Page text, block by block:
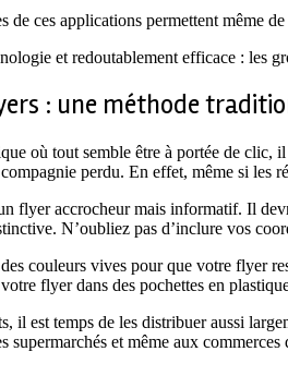
de ces applications permettent même
et redoutablement efficace : les
: une méthode
où tout semble être à portée de
perdu. En effet, même si les
flyer accrocheur mais informatif. Il
N’oubliez pas d’inclure vos
couleurs vives pour que votre flyer
flyer dans des pochettes en
il est temps de les distribuer aussi
supermarchés et même aux